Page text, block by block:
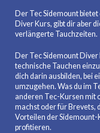
Der Tec Sidemount
Diver Kurs, gibt dir aber
verlängerte Tauchzeiten.
Der Tec Sidemount
technische Tauchen
dich darin ausbilden, bei
umzugehen. Was du im
anderen Tec-Kursen mit
machst oder für Brevets,
Vorteilen der
profitieren.